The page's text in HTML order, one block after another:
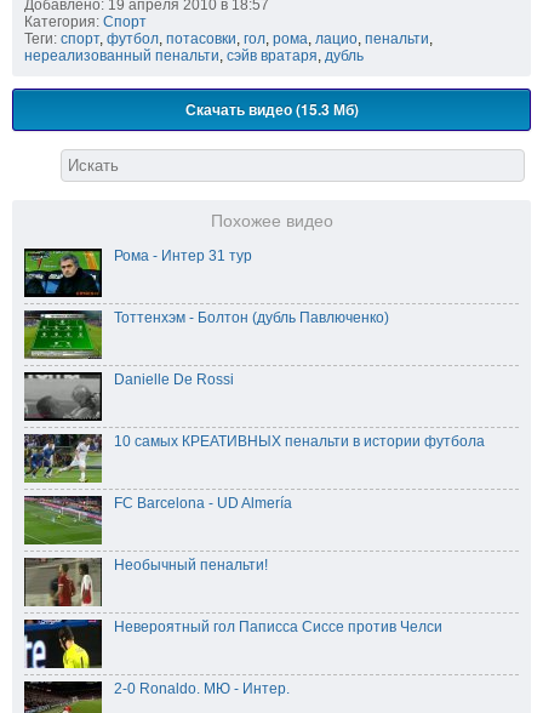
Добавлено: 19 апреля 2010 в 18:57
Категория: Спорт
Теги: спорт, футбол потасовки гол рома лацио пенальти
нереализованный пенальти сэйв вратаря дубль
Скачать видео (15.3 Мб)
Похожее видео
Рома - Интер 31 тур
Тоттенхэм - Болтон (дубль Павлюченко)
Danielle De Rossi
10 самых КРЕАТИВНЫХ пенальти в истории футбола
FC Barcelona - UD Almería
Необычный пенальти!
Невероятный гол Паписса Сиссе против Челси
2-0 Ronaldo. МЮ - Интер.